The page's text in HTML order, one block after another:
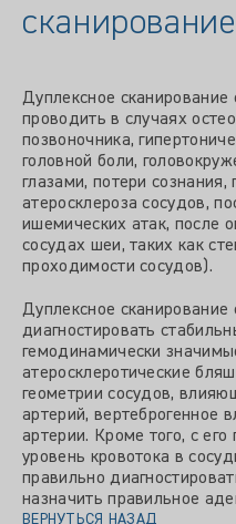
Дуплексное
проводить в случаях
позвоночника,
головной боли,
глазами, потери сознания,
атеросклероза сосудов,
ишемических атак, после
сосудах шеи, таких как
проходимости сосудов).
Дуплексное
диагностировать
гемодинамически
атеросклеротические
геометрии сосудов,
артерий, вертеброгенное
артерии. Кроме того, с
уровень кровотока в
правильно
назначить правильное
ВЕРНУТЬСЯ НАЗАД